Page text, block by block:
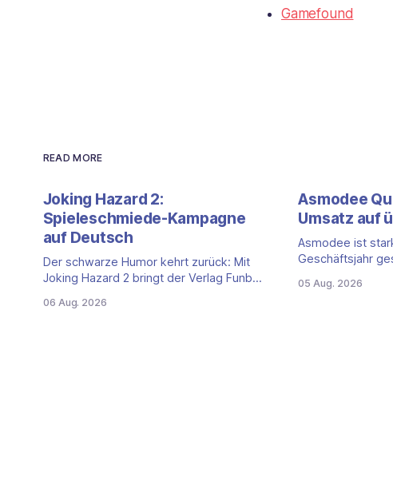
Gamefound
READ MORE
Joking Hazard 2:
Spieleschmiede-Kampagne
auf Deutsch
Der schwarze Humor kehrt zurück: Mit
Joking Hazard 2 bringt der Verlag Funbot
Party-Kartenspiels von den Machern von
06 Aug. 2026
Asmodee
Umsatz auf
Asmodee ist
Geschäftsjahr
(April bis Juni
05 Aug. 2026